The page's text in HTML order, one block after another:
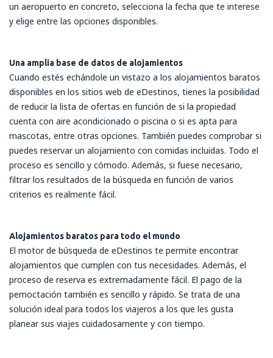
un aeropuerto en concreto, selecciona la fecha que te interese
y elige entre las opciones disponibles.
Una amplia base de datos de alojamientos
Cuando estés echándole un vistazo a los alojamientos baratos
disponibles en los sitios web de eDestinos, tienes la posibilidad
de reducir la lista de ofertas en función de si la propiedad
cuenta con aire acondicionado o piscina o si es apta para
mascotas, entre otras opciones. También puedes comprobar si
puedes reservar un alojamiento con comidas incluidas. Todo el
proceso es sencillo y cómodo. Además, si fuese necesario,
filtrar los resultados de la búsqueda en función de varios
criterios es realmente fácil.
Alojamientos baratos para todo el mundo
El motor de búsqueda de eDestinos te permite encontrar
alojamientos que cumplen con tus necesidades. Además, el
proceso de reserva es extremadamente fácil. El pago de la
pernoctación también es sencillo y rápido. Se trata de una
solución ideal para todos los viajeros a los que les gusta
planear sus viajes cuidadosamente y con tiempo.